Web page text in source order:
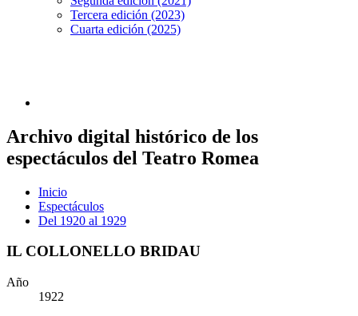
Tercera edición (2023)
Cuarta edición (2025)
Archivo digital histórico de los
espectáculos del Teatro Romea
Inicio
Espectáculos
Del 1920 al 1929
IL COLLONELLO BRIDAU
Año
1922